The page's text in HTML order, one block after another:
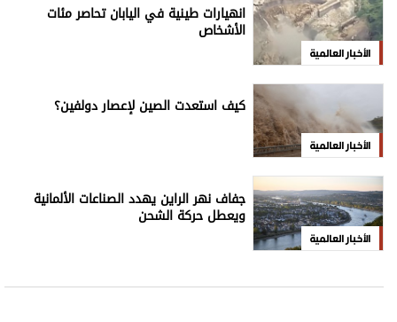
الأخبار العالمية
انهيارات طينية في اليابان تحاصر مئات
الأشخاص
الأخبار العالمية
كيف استعدت الصين لإعصار دولفين؟
الأخبار العالمية
جفاف نهر الراين يهدد الصناعات الألمانية
ويعطل حركة الشحن